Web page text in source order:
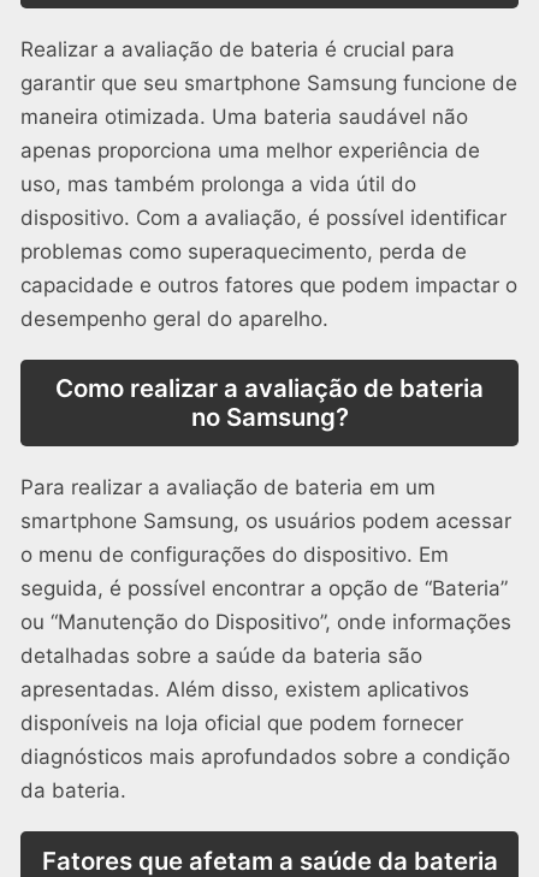
Realizar a avaliação de bateria é crucial para
garantir que seu smartphone Samsung funcione de
maneira otimizada. Uma bateria saudável não
apenas proporciona uma melhor experiência de
uso, mas também prolonga a vida útil do
dispositivo. Com a avaliação, é possível identificar
problemas como superaquecimento, perda de
capacidade e outros fatores que podem impactar o
desempenho geral do aparelho.
Como realizar a avaliação de bateria
no Samsung?
Para realizar a avaliação de bateria em um
smartphone Samsung, os usuários podem acessar
o menu de configurações do dispositivo. Em
seguida, é possível encontrar a opção de “Bateria”
ou “Manutenção do Dispositivo”, onde informações
detalhadas sobre a saúde da bateria são
apresentadas. Além disso, existem aplicativos
disponíveis na loja oficial que podem fornecer
diagnósticos mais aprofundados sobre a condição
da bateria.
Fatores que afetam a saúde da bateria